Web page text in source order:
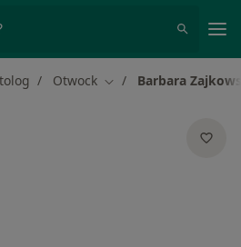
Otwock Zmień miasto
Barbara